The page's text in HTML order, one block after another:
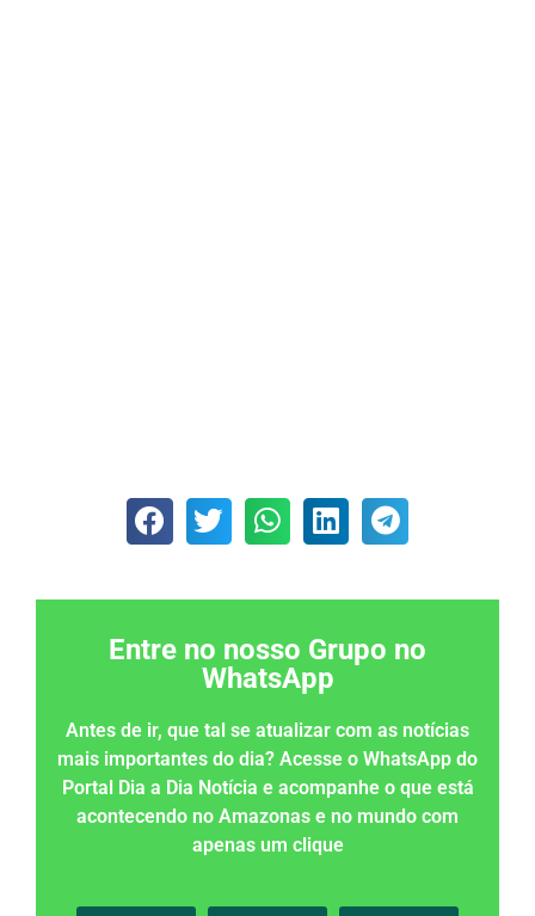
Entre no nosso Grupo no
WhatsApp
Antes de ir, que tal se atualizar com as notícias
mais importantes do dia? Acesse o WhatsApp do
Portal Dia a Dia Notícia e acompanhe o que está
acontecendo no Amazonas e no mundo com
apenas um clique